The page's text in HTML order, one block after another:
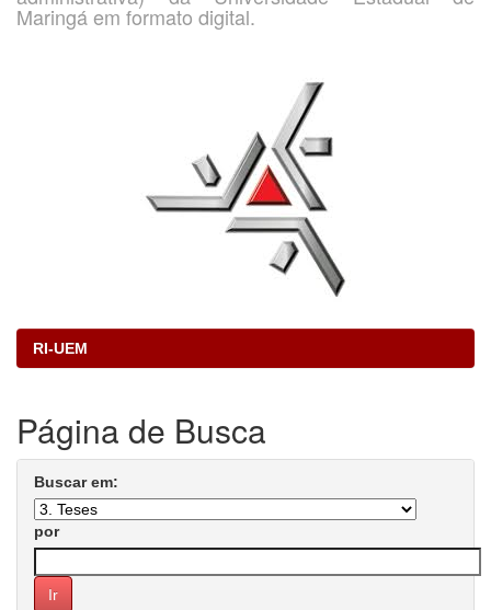
Maringá em formato digital.
RI-UEM
Página de Busca
Buscar em:
por